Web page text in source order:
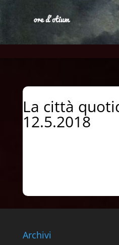
La città
12.5.2018
Archivi